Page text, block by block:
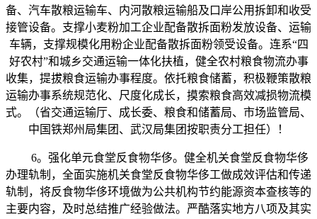
备、汽车散粮运输车、内河散粮运输船及口岸公用拆卸和收受
接管设备。支撑小麦粉加工企业配备散拆面粉发放设备、运输
车辆，支撑规模化用粉企业配备散拆面粉领受设备。连系“四
好农村”和城乡交通运输一体化扶植，健全农村粮食物流办事
收集，提拔粮食运输办事程度。依托粮食储蓄，积极鞭策散粮
运输办事系统规范化、尺度化成长，摸索粮食高效减损物流模
式。（省交通运输厅、成长委、粮食和储蓄局、市场监管局、
中国铁郑州局集团、武汉局集团按职责分工担任）！
6。强化单元食堂反食物华侈。健全机关食堂反食物华侈
办理轨制，全面实施机关食堂反食物华侈工做成效评估和传递
轨制，将反食物华侈环境做为公共机构节约能源资本查核等的
主要内容，及时总结推广经验做法。严酷落实地方八项及其实